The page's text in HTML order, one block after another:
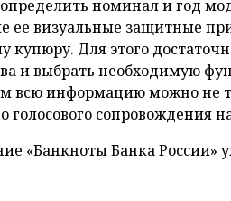
номинал и год
ее визуальные защитные
Для этого
и выбрать необходимую
всю информацию можно не
голосового сопровождения
«Банкноты Банка России»